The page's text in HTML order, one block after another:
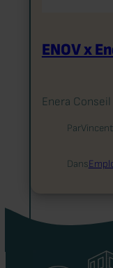
ENOV x
Enera
Par
Dans